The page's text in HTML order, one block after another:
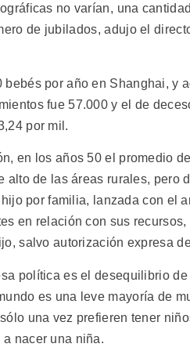
no varían, una
de jubilados, adujo el
por año en Shanghai, y
fue 57.000 y el de
por mil.
en los años 50 el promedio
alto de las áreas rurales, pero
por familia, lanzada con el
en relación con sus
salvo autorización expresa
política es el desequilibrio
es una leve mayoría de
una vez prefieren tener
nacer una niña.